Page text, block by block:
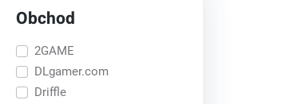
Obchod
2GAME
DLgamer.com
Driffle